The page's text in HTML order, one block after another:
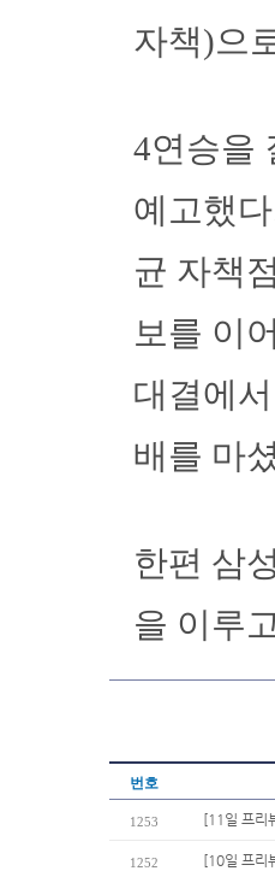
자책)으
4연승을
예고했
균 자책
보를 이
대결에
배를 마
한편 삼
을 이루
번호
1253 [11일 프리
1252 [10일 프리